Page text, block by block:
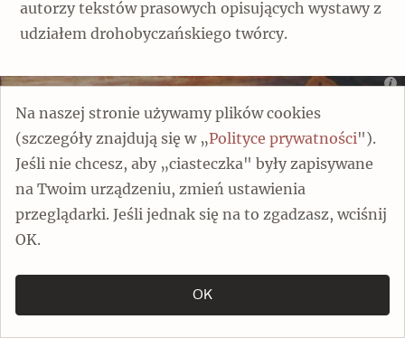
Na naszej stronie używamy plików cookies
(szczegóły znajdują się w „Polityce prywatności").
Jeśli nie chcesz, aby „ciasteczka" były zapisywane
na Twoim urządzeniu, zmień ustawienia
przeglądarki. Jeśli jednak się na to zgadzasz, wciśnij
OK.
OK
autorzy tekstów prasowych opisujących wystawy z
udziałem drohobyczańskiego twórcy.